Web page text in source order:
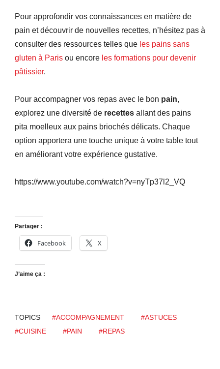
Pour approfondir vos connaissances en matière de
pain et découvrir de nouvelles recettes, n’hésitez pas à
consulter des ressources telles que les pains sans
gluten à Paris ou encore les formations pour devenir
pâtissier.
Pour accompagner vos repas avec le bon pain,
explorez une diversité de recettes allant des pains
pita moelleux aux pains briochés délicats. Chaque
option apportera une touche unique à votre table tout
en améliorant votre expérience gustative.
https://www.youtube.com/watch?v=nyTp37l2_VQ
Partager :
Facebook X
J’aime ça :
TOPICS #ACCOMPAGNEMENT
#ASTUCES
#CUISINE
#PAIN #REPAS